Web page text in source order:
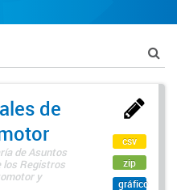
de
de Asuntos
los Registros
y
csv
zip
gráfico